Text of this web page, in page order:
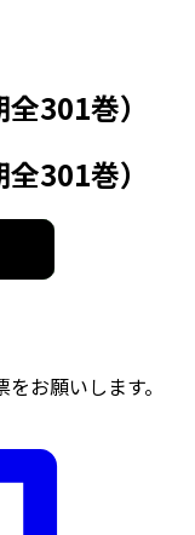
301巻）
301巻）
お願いします。